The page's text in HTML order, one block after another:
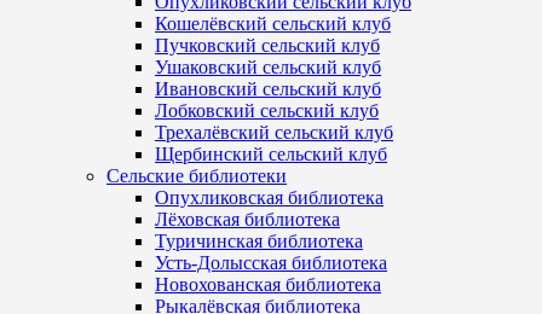
Кошелёвский сельский клуб
Пучковский сельский клуб
Ушаковский сельский клуб
Ивановский сельский клуб
Лобковский сельский клуб
Трехалёвский сельский клуб
Щербинский сельский клуб
Сельские библиотеки
Опухликовская библиотека
Лёховская библиотека
Туричинская библиотека
Усть-Долысская библиотека
Новохованская библиотека
Рыкалёвская библиотека